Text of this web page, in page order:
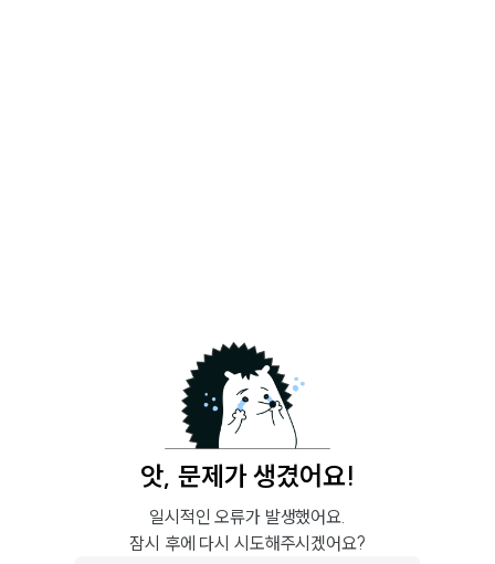
앗, 문제가 생겼어요!
일시적인 오류가 발생했어요.
잠시 후에 다시 시도해주시겠어요?